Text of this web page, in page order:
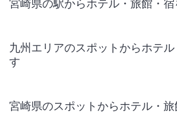
宮崎県の駅からホテル・旅館・宿
九州エリアのスポットからホテ
す
宮崎県のスポットからホテル・